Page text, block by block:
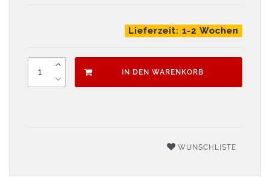
Lieferzeit: 1-2 Wochen
IN DEN WARENKORB
WUNSCHLISTE